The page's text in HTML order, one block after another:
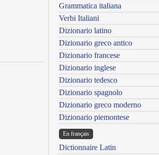
Grammatica italiana
Verbi Italiani
Dizionario latino
Dizionario greco antico
Dizionario francese
Dizionario inglese
Dizionario tedesco
Dizionario spagnolo
Dizionario greco moderno
Dizionario piemontese
En français
Dictionnaire Latin